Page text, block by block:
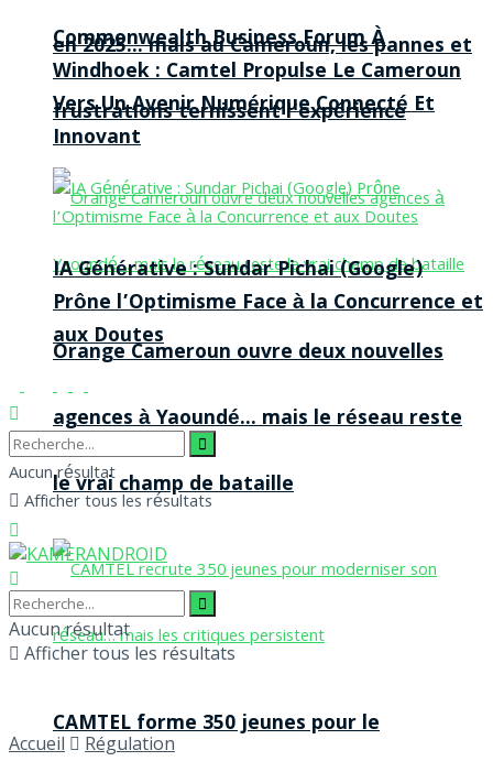
en 2025… mais au Cameroun, les pannes et
frustrations ternissent l’expérience
Orange Cameroun ouvre deux nouvelles
agences à Yaoundé… mais le réseau reste
le vrai champ de bataille
CAMTEL forme 350 jeunes pour le
Commonwealth Business Forum À
Windhoek : Camtel Propulse Le Cameroun
Vers Un Avenir Numérique Connecté Et
Innovant
IA Générative : Sundar Pichai (Google)
Prône l’Optimisme Face à la Concurrence et
aux Doutes
Aucun résultat
Afficher tous les résultats
Aucun résultat
Afficher tous les résultats
Accueil Régulation